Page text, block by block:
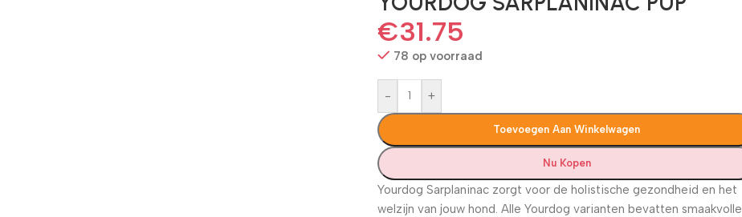
€31.75
78 op voorraad
- +
Toevoegen Aan Winkelwagen
Nu Kopen
Yourdog Sarplaninac zorgt voor de holistische gezondheid en het
welzijn van jouw hond. Alle Yourdog varianten bevatten smaakvolle